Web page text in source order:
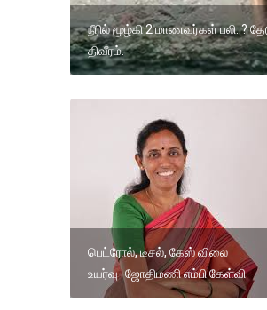
நீரில் மூழ்கி 2 மாணவர்கள் பலி..?
திவீரம்.
பெட்ரோல், டீசல், கேஸ் விலை
உயர்வு- ஜோதிமணி எம்பி கேள்வி